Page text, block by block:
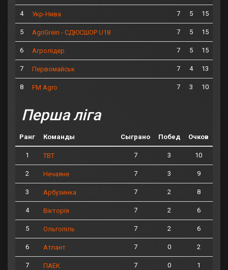
4 Укр-Нива 7 5 15
5 AgriGrein - СДЮСШОР U18 7 5 15
6 Агролідер 7 5 15
7 Первомайськ 7 4 13
8 FM Agro 7 3 10
Перша ліга
Ранг Команды Сыграно Побед Очков
1 ТВТ 7 3 10
2 Нечаяне 7 3 9
3 Арбузинка 7 2 8
4 Вікторія 7 2 6
5 Ольгопіль 7 2 6
6 Атлант 7 0 2
7 ПАЕК 7 0 1